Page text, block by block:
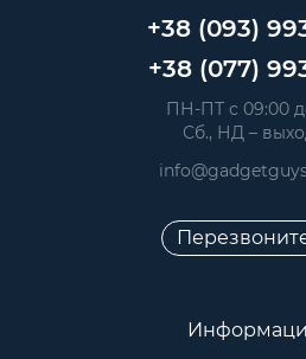
+38 (093)
+38 (077)
ПН-ПТ с 09:00
Сб., НД –